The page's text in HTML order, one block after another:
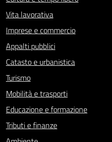
Vita lavorativa
Imprese e commercio
Appalti pubblici
Catasto e urbanistica
Turismo
Mobilità e trasporti
Educazione e formazione
Tributi e finanze